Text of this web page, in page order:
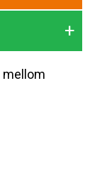
+
mellom